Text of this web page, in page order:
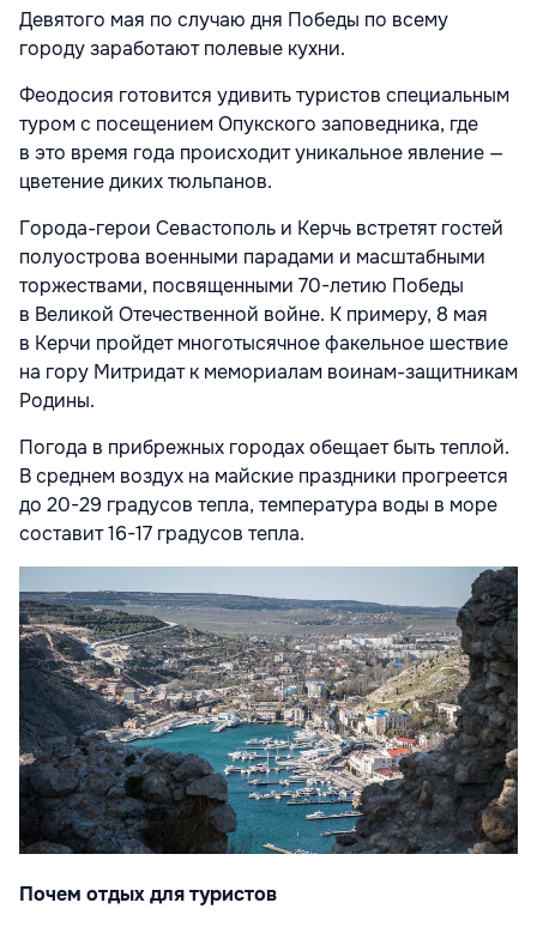
Девятого мая по случаю дня Победы по всему
городу заработают полевые кухни.
Феодосия готовится удивить туристов специальным
туром с посещением Опукского заповедника, где
в это время года происходит уникальное явление —
цветение диких тюльпанов.
Города-герои Севастополь и Керчь встретят гостей
полуострова военными парадами и масштабными
торжествами, посвященными 70-летию Победы
в Великой Отечественной войне. К примеру, 8 мая
в Керчи пройдет многотысячное факельное шествие
на гору Митридат к мемориалам воинам-защитникам
Родины.
Погода в прибрежных городах обещает быть теплой.
В среднем воздух на майские праздники прогреется
до 20-29 градусов тепла, температура воды в море
составит 16-17 градусов тепла.
Почем отдых для туристов